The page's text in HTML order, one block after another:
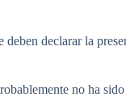
declarar la
no ha